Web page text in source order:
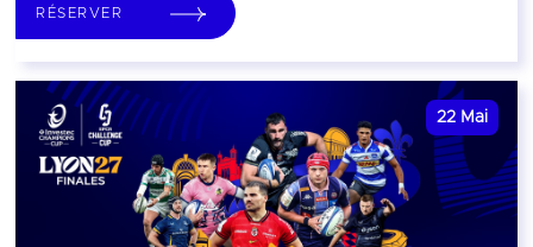
RÉSERVER
22 Mai